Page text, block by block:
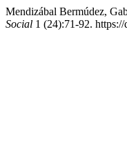
Mendizábal Bermúdez,
Social 1 (24):71-92.